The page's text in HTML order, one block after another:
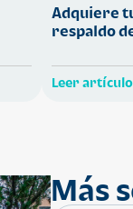
Adquiere
respaldo
Leer
Más